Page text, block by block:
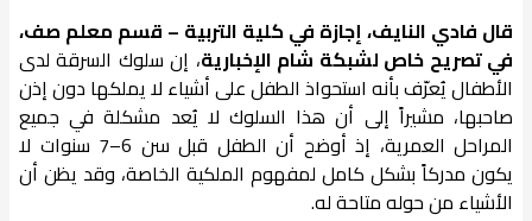
قال فادي النايف، إجازة في كلية التربية – قسم معلم صف،
في تصريح خاص لشبكة شام الإخبارية، إن سلوك السرقة لدى
الأطفال يُعرّف بأنه استحواذ الطفل على أشياء لا يملكها دون إذن
صاحبها، مشيراً إلى أن هذا السلوك لا يُعد مشكلة في جميع
المراحل العمرية، إذ أوضح أن الطفل قبل سن 6–7 سنوات لا
يكون مدركاً بشكل كامل لمفهوم الملكية الخاصة، وقد يظن أن
الأشياء من حوله متاحة له.